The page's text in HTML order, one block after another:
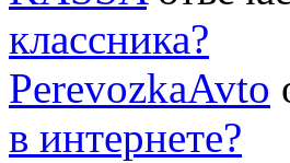
классника?
PerevozkaAvto
в интернете?